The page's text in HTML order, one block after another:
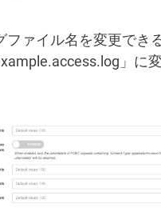
ファイル名を変更でき
」に